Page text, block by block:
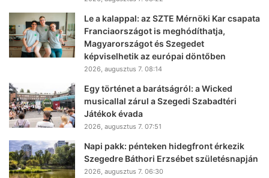
Le a kalappal: az SZTE Mérnöki Kar csapata
Franciaországot is meghódíthatja,
Magyarországot és Szegedet
képviselhetik az európai döntőben
2026, augusztus 7. 08:14
Egy történet a barátságról: a Wicked
musicallal zárul a Szegedi Szabadtéri
Játékok évada
2026, augusztus 7. 07:51
Napi pakk: pénteken hidegfront érkezik
Szegedre Báthori Erzsébet születésnapján
2026, augusztus 7. 06:30